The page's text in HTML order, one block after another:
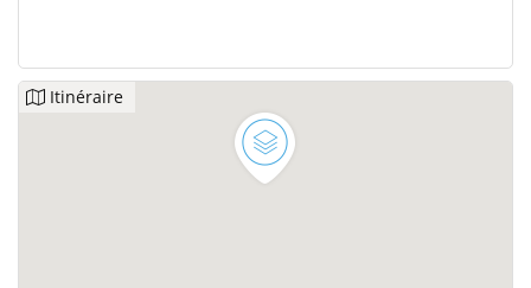
Itinéraire